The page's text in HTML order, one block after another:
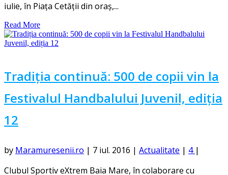
iulie, în Piața Cetății din oraș,...
Read More
Tradiția continuă: 500 de copii vin la
Festivalul Handbalului Juvenil, ediția
12
by Maramuresenii.ro | 7 iul. 2016 | Actualitate | 4 |
Clubul Sportiv eXtrem Baia Mare, în colaborare cu